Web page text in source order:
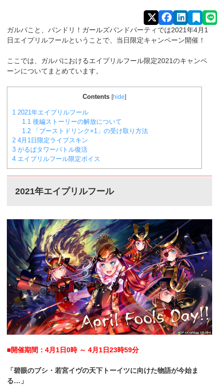
ガルパこと、バンドリ！ガールズバンドパーティでは2021年4月1
日エイプリルフールということで、当日限定キャンペーン開催！
ここでは、ガルパにおけるエイプリルフール限定2021のキャンペ
ーンについてまとめています。
Contents [hide]
1 2021年エイプリルフール
1.1 後編ストーリーの解放について
1.2 「ブーストドリンク×1」の受け取り方法
2 4月1日限定ライブスキン
3 がるぱタワーバトル復活
4 エイプリルフール限定ボイス
2021年エイプリルフール
■開催期間：4月1日0時 ～ 4月1日23時59分
「碧眼のブシ・若宮イヴの天下トーイツに向けた物語が今始ま
る…」